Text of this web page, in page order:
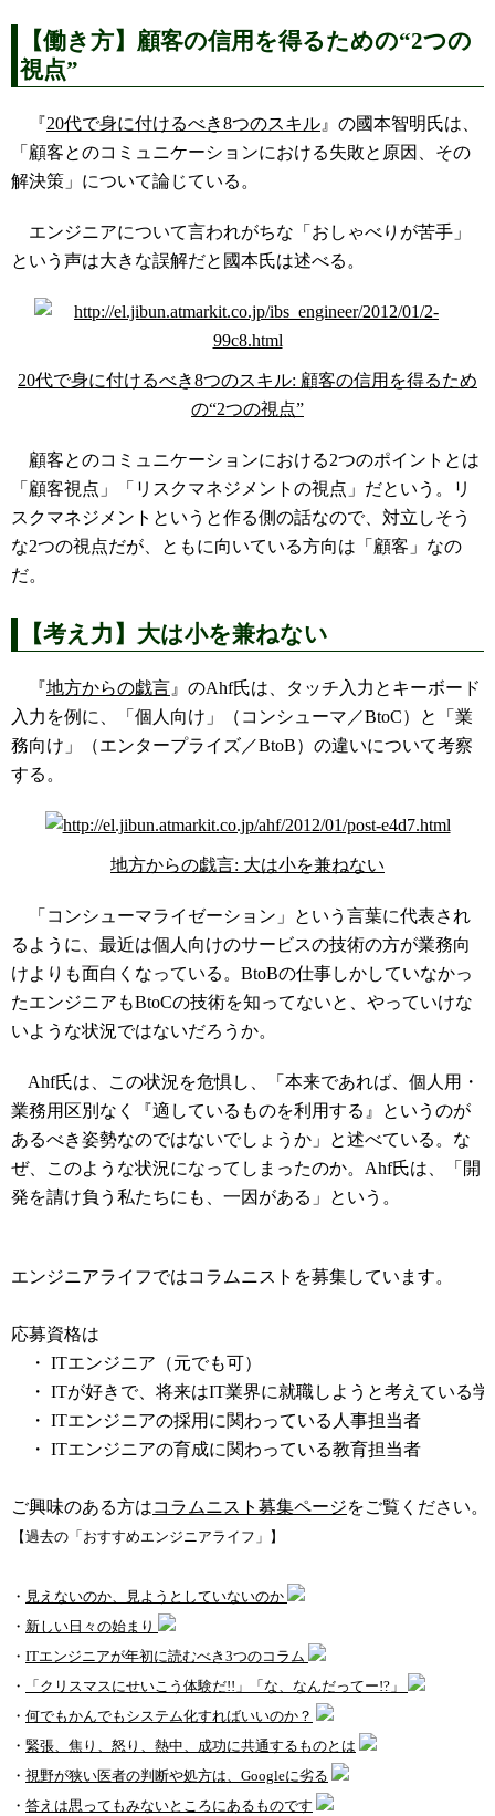
【働き方】顧客の信用を得るための“2つの
視点”
『20代で身に付けるべき8つのスキル 』の國本智明氏は、
「顧客とのコミュニケーションにおける失敗と原因、その
解決策」について論じている。
エンジニアについて言われがちな「おしゃべりが苦手」
という声は大きな誤解だと國本氏は述べる。
20代で身に付けるべき8つのスキル: 顧客の信用を得るため
の“2つの視点”
顧客とのコミュニケーションにおける2つのポイントとは
「顧客視点」「リスクマネジメントの視点」だという。リ
スクマネジメントというと作る側の話なので、対立しそう
な2つの視点だが、ともに向いている方向は「顧客」なの
だ。
【考え力】大は小を兼ねない
『地方からの戯言 』のAhf氏は、タッチ入力とキーボード
入力を例に、「個人向け」（コンシューマ／BtoC）と「業
務向け」（エンタープライズ／BtoB）の違いについて考察
する。
地方からの戯言: 大は小を兼ねない
「コンシューマライゼーション」という言葉に代表され
るように、最近は個人向けのサービスの技術の方が業務向
けよりも面白くなっている。BtoBの仕事しかしていなかっ
たエンジニアもBtoCの技術を知ってないと、やっていけな
いような状況ではないだろうか。
Ahf氏は、この状況を危惧し、「本来であれば、個人用・
業務用区別なく『適しているものを利用する』というのが
あるべき姿勢なのではないでしょうか」と述べている。な
ぜ、このような状況になってしまったのか。Ahf氏は、「開
発を請け負う私たちにも、一因がある」という。
エンジニアライフではコラムニストを募集しています。
応募資格は
・ ITエンジニア（元でも可）
・ ITが好きで、将来はIT業界に就職しようと考えている学
・ ITエンジニアの採用に関わっている人事担当者
・ ITエンジニアの育成に関わっている教育担当者
ご興味のある方はコラムニスト募集ページをご覧ください。
【過去の「おすすめエンジニアライフ」】
・ 見えないのか、見ようとしていないのか
・ 新しい日々の始まり
・ ITエンジニアが年初に読むべき3つのコラム
・
「クリスマスにせいこう体験だ!!」「な、なんだってー!?」
・ 何でもかんでもシステム化すればいいのか？
・ 緊張、焦り、怒り、熱中、成功に共通するものとは
・ 視野が狭い医者の判断や処方は、Googleに劣る
・ 答えは思ってもみないところにあるものです